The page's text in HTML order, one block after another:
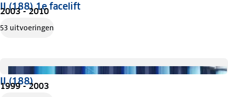
II (188) 1e facelift
2003 - 2010
53 uitvoeringen
II (188)
1999 - 2003